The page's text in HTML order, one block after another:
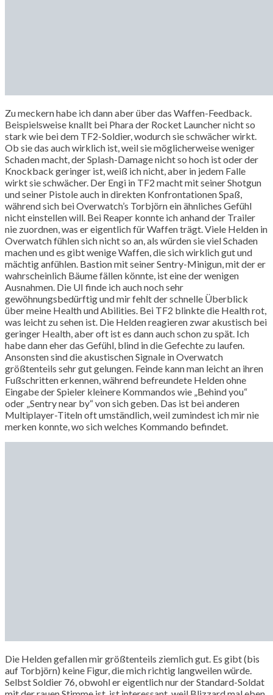
Zu meckern habe ich dann aber über das Waffen-Feedback.
Beispielsweise knallt bei Phara der Rocket Launcher nicht so
stark wie bei dem TF2-Soldier, wodurch sie schwächer wirkt.
Ob sie das auch wirklich ist, weil sie möglicherweise weniger
Schaden macht, der Splash-Damage nicht so hoch ist oder der
Knockback geringer ist, weiß ich nicht, aber in jedem Falle
wirkt sie schwächer. Der Engi in TF2 macht mit seiner Shotgun
und seiner Pistole auch in direkten Konfrontationen Spaß,
während sich bei Overwatch’s Torbjörn ein ähnliches Gefühl
nicht einstellen will. Bei Reaper konnte ich anhand der Trailer
nie zuordnen, was er eigentlich für Waffen trägt. Viele Helden in
Overwatch fühlen sich nicht so an, als würden sie viel Schaden
machen und es gibt wenige Waffen, die sich wirklich gut und
mächtig anfühlen. Bastion mit seiner Sentry-Minigun, mit der er
wahrscheinlich Bäume fällen könnte, ist eine der wenigen
Ausnahmen. Die UI finde ich auch noch sehr
gewöhnungsbedürftig und mir fehlt der schnelle Überblick
über meine Health und Abilities. Bei TF2 blinkte die Health rot,
was leicht zu sehen ist. Die Helden reagieren zwar akustisch bei
geringer Health, aber oft ist es dann auch schon zu spät. Ich
habe dann eher das Gefühl, blind in die Gefechte zu laufen.
Ansonsten sind die akustischen Signale in Overwatch
größtenteils sehr gut gelungen. Feinde kann man leicht an ihren
Fußschritten erkennen, während befreundete Helden ohne
Eingabe der Spieler kleinere Kommandos wie „Behind you“
oder „Sentry near by“ von sich geben. Das ist bei anderen
Multiplayer-Titeln oft umständlich, weil zumindest ich mir nie
merken konnte, wo sich welches Kommando befindet.
Die Helden gefallen mir größtenteils ziemlich gut. Es gibt (bis
auf Torbjörn) keine Figur, die mich richtig langweilen würde.
Selbst Soldier 76, obwohl er eigentlich nur der Standard-Soldat